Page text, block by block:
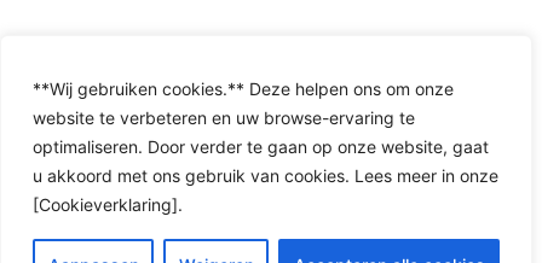
**Wij gebruiken cookies.** Deze helpen ons om onze
website te verbeteren en uw browse-ervaring te
optimaliseren. Door verder te gaan op onze website, gaat
u akkoord met ons gebruik van cookies. Lees meer in onze
[Cookieverklaring].